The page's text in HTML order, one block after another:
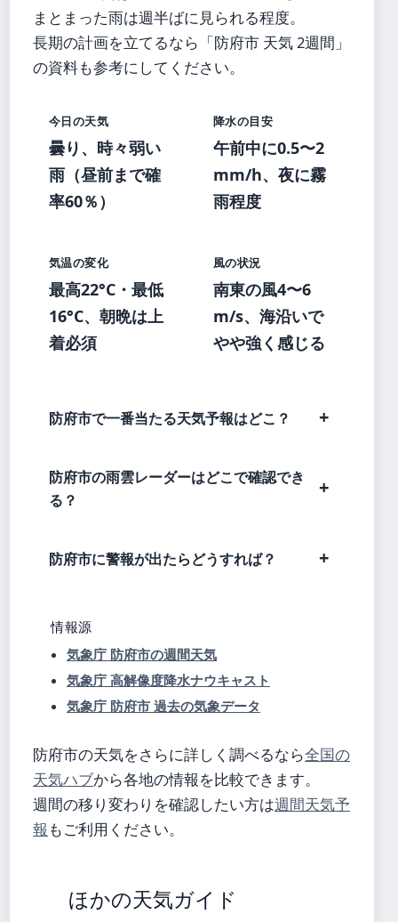
まとまった雨は週半ばに見られる程度。
長期の計画を立てるなら「防府市 天気 2週間」
の資料も参考にしてください。
今日の天気
曇り、時々弱い
雨（昼前まで確
率60％）
降水の目安
午前中に0.5〜2
mm/h、夜に霧
雨程度
気温の変化
最高22°C・最低
16°C、朝晩は上
着必須
風の状況
南東の風4〜6
m/s、海沿いで
やや強く感じる
防府市で一番当たる天気予報はどこ？
防府市の雨雲レーダーはどこで確認でき
る？
防府市に警報が出たらどうすれば？
情報源
気象庁 防府市の週間天気
気象庁 高解像度降水ナウキャスト
気象庁 防府市 過去の気象データ
防府市の天気をさらに詳しく調べるなら全国の
天気ハブから各地の情報を比較できます。
週間の移り変わりを確認したい方は週間天気予
報 もご利用ください。
ほかの天気ガイド